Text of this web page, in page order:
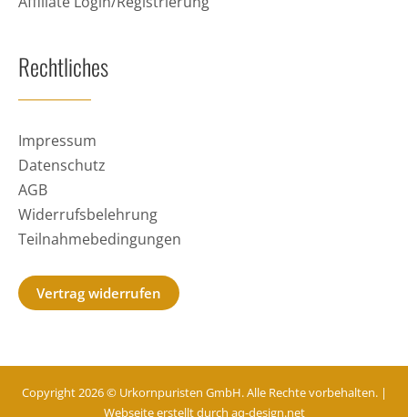
Rechtliches
Impressum
Datenschutz
AGB
Widerrufsbelehrung
Teilnahmebedingungen
Vertrag widerrufen
Copyright 2026 © Urkornpuristen GmbH. Alle Rechte vorbehalten. |
Webseite erstellt durch aq-design.net